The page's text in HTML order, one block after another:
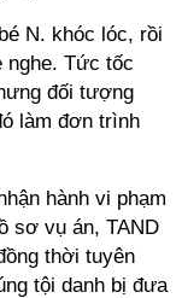
N. khóc lóc, rồi
nghe. Tức tốc
đối tượng
làm đơn trình
hành vi phạm
sơ vụ án, TAND
thời tuyên
tội danh bị đưa